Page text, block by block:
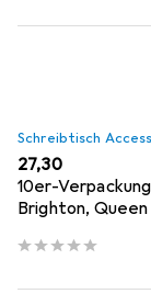
Schreibtisch
EUR
27,30
10er-
Brighton,